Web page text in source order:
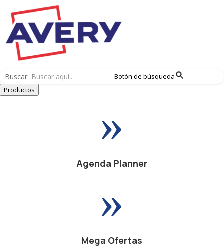
Buscar:
Botón de búsqueda
Productos
»
Agenda Planner
»
Mega Ofertas